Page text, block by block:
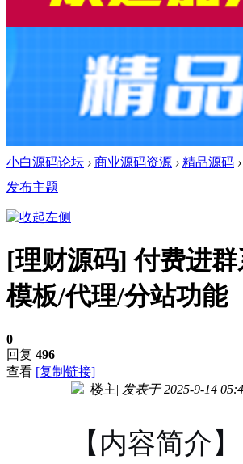
小白源码论坛 › 商业源码资源 › 精品源码 ›
发布主题
[理财源码]付费进
模板/代理/分站功能
0
回复 496
查看 [复制链接]
楼主| 发表于 2025-9-14
【内容简介】